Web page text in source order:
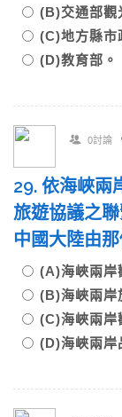
(B)交通部
(C)地方縣
(D)教育部。
0討論
29. 依海峽兩
旅遊協議之
中國大陸由
(A)海峽兩
(B)海峽兩
(C)海峽兩
(D)海峽兩岸